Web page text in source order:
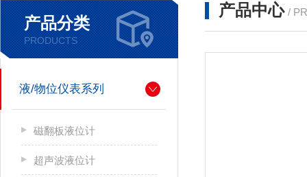
产品分类
PRODUCTS
液/物位仪表系列
磁翻板液位计
超声波液位计
产品中心 /